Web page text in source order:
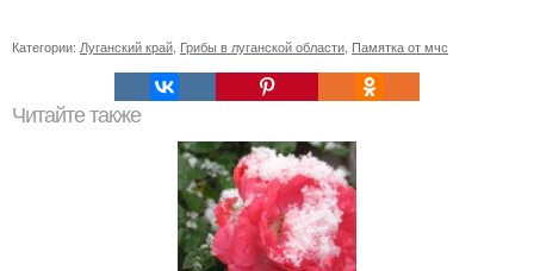
Категории: Луганский край Грибы в луганской области Памятка от мчс
Читайте также